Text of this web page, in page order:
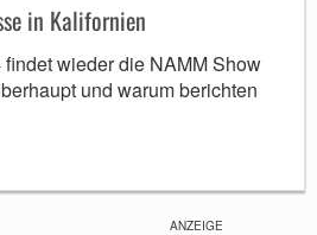
in Kalifornien
wieder die NAMM Show
und warum berichten